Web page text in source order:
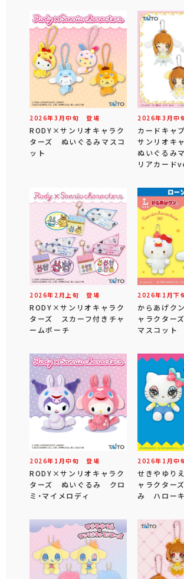
2026年3 月中旬 登場
RODY×サンリオキャラク
ターズ ぬいぐるみマスコ
ット
2026年3 月中
カードキャ
サンリオキ
ぬいぐるみ
リアカード
2026年 2 月 上旬 登場
RODY×サンリオキャラク
ターズ スカーフ付きチャ
ームポーチ
2026年 1 月下
からあげク
ャラクター
マスコッ
2026年 1 月中旬 登場
RODY×サンリオキャラク
ターズ ぬいぐるみ クロ
ミ・マイメロディ
2026年 1 月中
せきやゆり
ャラクター
み ハロー